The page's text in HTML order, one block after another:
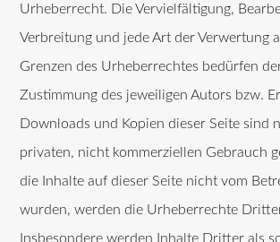
Urheberrecht. Die Vervielfältigung,
Verbreitung und jede Art der Verwertung
Grenzen des Urheberrechtes bedürfen
Zustimmung des jeweiligen Autors bzw.
Downloads und Kopien dieser Seite sind
privaten, nicht kommerziellen Gebrauch
die Inhalte auf dieser Seite nicht vom
wurden, werden die Urheberrechte
Insbesondere werden Inhalte Dritter als